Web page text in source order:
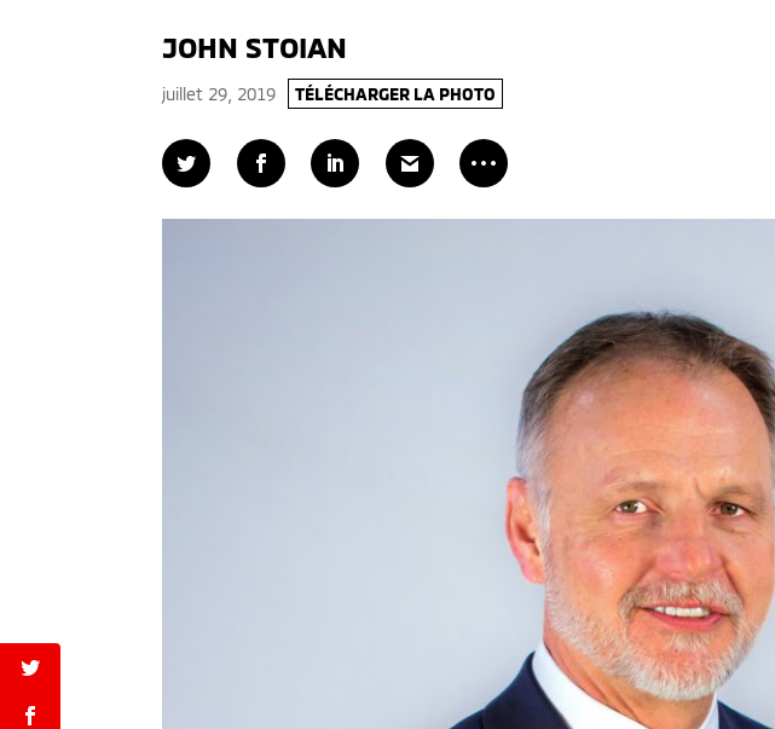
JOHN STOIAN
juillet 29, 2019 TÉLÉCHARGER LA PHOTO